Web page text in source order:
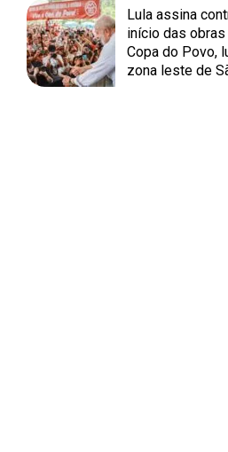
Lula assina
início das obras
Copa do Povo,
zona leste de